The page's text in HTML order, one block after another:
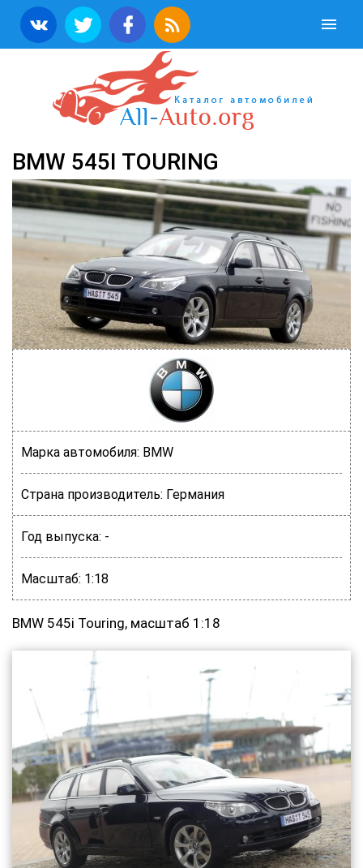
BMW 545I TOURING
Марка автомобиля: BMW
Страна производитель: Германия
Год выпуска: -
Масштаб: 1:18
BMW 545i Touring, масштаб 1:18